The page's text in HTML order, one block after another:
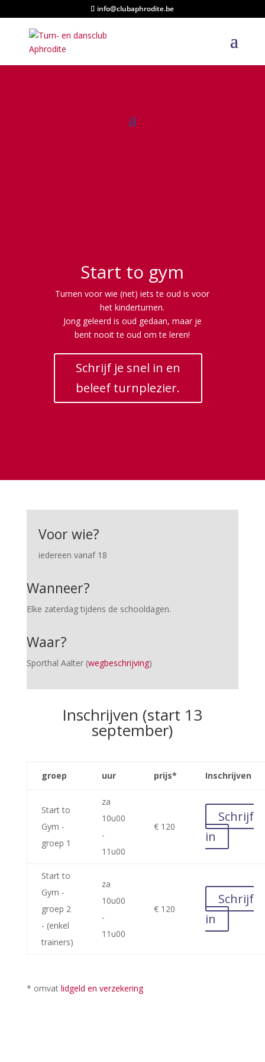
info@clubaphrodite.be
Start to gym
Turnen voor wie (net) iets te oud is voor
het kinderturnen.
Jong geleerd is oud gedaan, maar je
bent nooit te oud om te leren!
Schrijf je snel in en
beleef turnplezier.
Voor wie?
iedereen vanaf 18
Wanneer?
Elke zaterdag tijdens de schooldagen.
Waar?
Sporthal Aalter (wegbeschrijving)
Inschrijven (start 13
september)
groep uur prijs* Inschrijven
Start to
Gym -
groep 1
za
10u00
-
11u00
€ 120
Schrijf
in
Start to
Gym -
groep 2
- (enkel
trainers)
za
10u00
-
11u00
€ 120
Schrijf
in
* omvat lidgeld en verzekering